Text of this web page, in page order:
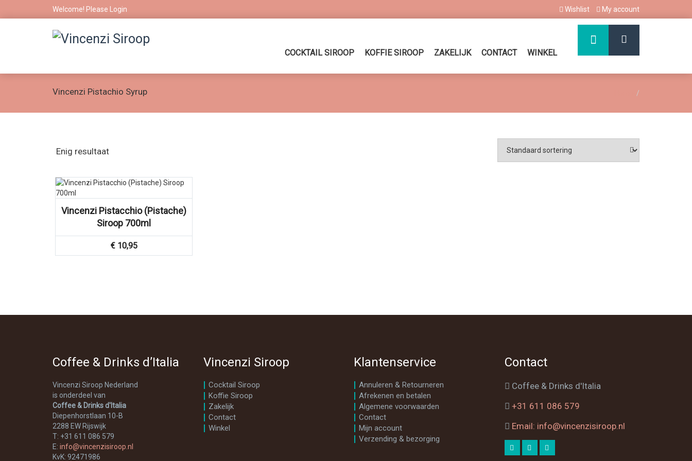
Welcome! Please Login Wishlist My account
COCKTAIL SIROOP KOFFIE SIROOP ZAKELIJK CONTACT WINKEL
Vincenzi Pistachio Syrup
Enig resultaat
Vincenzi Pistacchio (Pistache)
Siroop 700ml
€10,95
Coffee & Drinks d’Italia
Vincenzi Siroop Nederland
is onderdeel van
Coffee & Drinks d'Italia
Diepenhorstlaan 10-B
2288 EW Rijswijk
T: +31 611 086 579
E: info@vincenzisiroop.nl
KvK: 92471986
Vincenzi Siroop
Cocktail Siroop
Koffie Siroop
Zakelijk
Contact
Winkel
Klantenservice
Annuleren & Retourneren
Afrekenen en betalen
Algemene voorwaarden
Contact
Mijn account
Verzending & bezorging
Contact
Coffee & Drinks d'Italia
+31 611 086 579
Email: info@vincenzisiroop.nl